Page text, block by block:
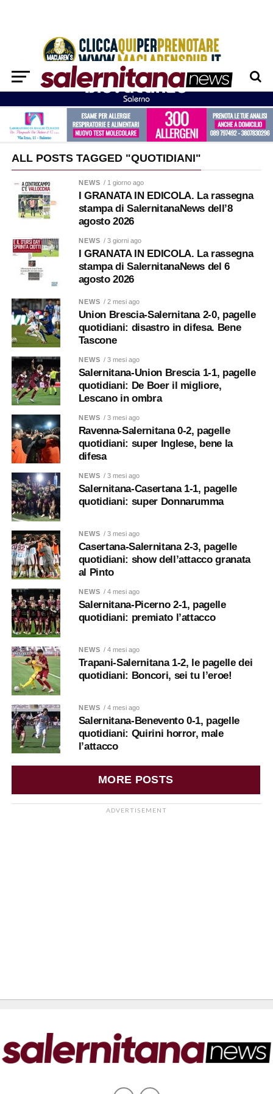
ALL POSTS TAGGED "QUOTIDIANI"
NEWS / 1 giorno ago
I GRANATA IN EDICOLA. La rassegna
stampa di SalernitanaNews dell’8
agosto 2026
NEWS / 3 giorni ago
I GRANATA IN EDICOLA. La rassegna
stampa di SalernitanaNews del 6
agosto 2026
NEWS / 2 mesi ago
Union Brescia-Salernitana 2-0, pagelle
quotidiani: disastro in difesa. Bene
Tascone
NEWS / 3 mesi ago
Salernitana-Union Brescia 1-1, pagelle
quotidiani: De Boer il migliore,
Lescano in ombra
NEWS / 3 mesi ago
Ravenna-Salernitana 0-2, pagelle
quotidiani: super Inglese, bene la
difesa
NEWS / 3 mesi ago
Salernitana-Casertana 1-1, pagelle
quotidiani: super Donnarumma
NEWS / 3 mesi ago
Casertana-Salernitana 2-3, pagelle
quotidiani: show dell’attacco granata
al Pinto
NEWS / 4 mesi ago
Salernitana-Picerno 2-1, pagelle
quotidiani: premiato l’attacco
NEWS / 4 mesi ago
Trapani-Salernitana 1-2, le pagelle dei
quotidiani: Boncori, sei tu l’eroe!
NEWS / 4 mesi ago
Salernitana-Benevento 0-1, pagelle
quotidiani: Quirini horror, male
l’attacco
MORE POSTS
ADVERTISEMENT